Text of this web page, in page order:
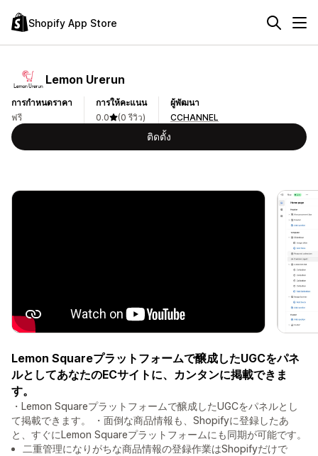
Shopify App Store
Lemon Urerun
การกำหนดราคา
ฟรี
การให้คะแนน
0.0
(0 รีวิว)
ผู้พัฒนา
CCHANNEL
ติดตั้ง
Lemon Squareプラットフォームで醸成したUGCをパネ
ルとしてあなたのECサイトに、カンタンに掲載できま
す。
・Lemon Squareプラットフォームで醸成したUGCをパネルとし
て掲載できます。 ・面倒な商品情報も、Shopifyに登録したあ
と、すぐにLemon Squareプラットフォームにも同期が可能です。
二重管理になりがちな商品情報の登録作業はShopifyだけで